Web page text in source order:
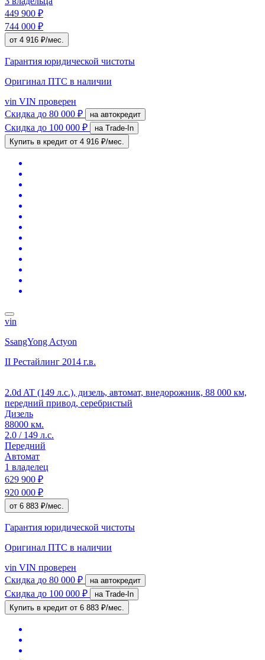
449 900 ₽
744 000 ₽
от 4 916 ₽/мес.
Гарантия юридической чистоты
Оригинал ПТС в наличии
vin VIN проверен
Скидка до 80 000 ₽ на автокредит
Скидка до 100 000 ₽
на Trade-In
Купить в кредит от 4 916 ₽/мес.
vin
SsangYong Actyon
II Рестайлинг 2014 г.в.
2.0d AT (149 л.с.), дизель, автомат, внедорожник, 88 000 км,
передний привод, серебристый
Дизель
88000 км.
2.0 / 149 л.с.
Передний
Автомат
1 владелец
629 900 ₽
920 000 ₽
от 6 883 ₽/мес.
Гарантия юридической чистоты
Оригинал ПТС в наличии
vin VIN проверен
Скидка до 80 000 ₽ на автокредит
Скидка до 100 000 ₽
на Trade-In
Купить в кредит от 6 883 ₽/мес.